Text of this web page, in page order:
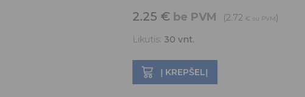
2.25 € be PVM (2.72 € su PVM)
Likutis: 30 vnt.
Į KREPŠELĮ